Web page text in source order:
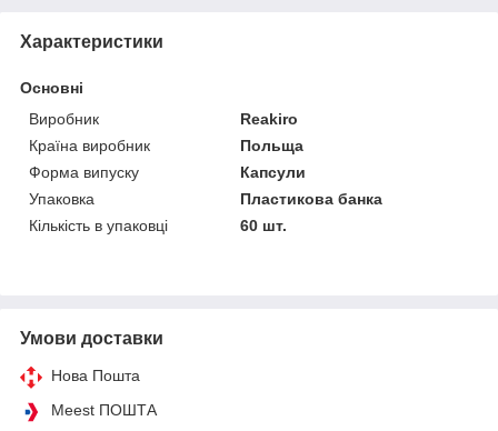
Характеристики
Основні
Виробник
Reakiro
Країна виробник
Польща
Форма випуску
Капсули
Упаковка
Пластикова банка
Кількість в упаковці
60 шт.
Умови доставки
Нова Пошта
Meest ПОШТА